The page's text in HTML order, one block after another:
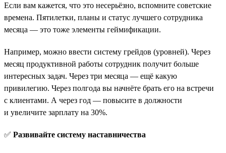
Если вам кажется, что это несерьёзно, вспомните советские
времена. Пятилетки, планы и статус лучшего сотрудника
месяца — это тоже элементы геймификации.
Например, можно ввести систему грейдов (уровней). Через
месяц продуктивной работы сотрудник получит больше
интересных задач. Через три месяца — ещё какую
привилегию. Через полгода вы начнёте брать его на встречи
с клиентами. А через год — повысите в должности
и увеличите зарплату на 30%.
✅ Развивайте систему наставничества